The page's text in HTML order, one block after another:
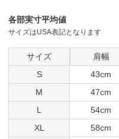
各部実寸平均値
サイズはUSA表記となります
サイズ 肩幅
S
43cm
M
47cm
L
54cm
XL
58cm